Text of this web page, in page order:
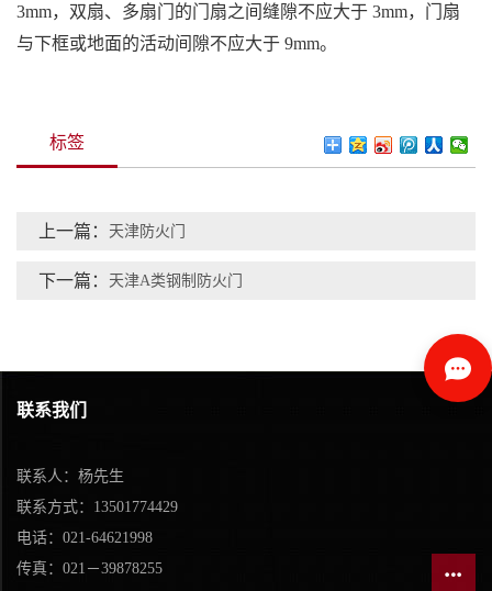
3mm，双扇、多扇门的门扇之间缝隙不应大于 3mm，门扇
与下框或地面的活动间隙不应大于 9mm。
标签
上一篇： 天津防火门
下一篇： 天津A类钢制防火门
联系我们
联系人：杨先生
联系方式：13501774429
电话：021-64621998
传真：021－39878255